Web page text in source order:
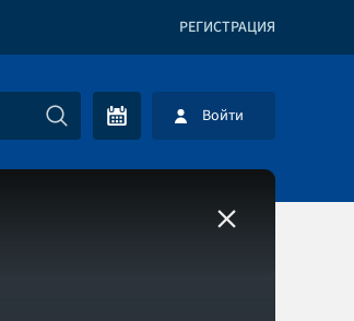
РЕГИСТРАЦИЯ
Войти